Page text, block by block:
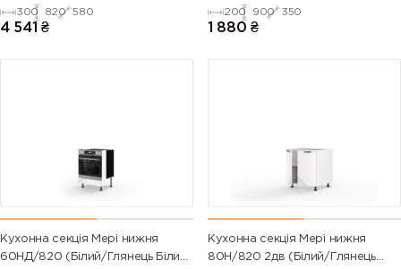
Радіусне Pro Blum (Білий/
Глянець Білий 9003)
300 820 580
4 541 ₴
Білий 9003)
200 900 350
1 880 ₴
Кухонна секція Мері нижня
60НД/820 (Білий/Глянець Білий
Кухонна секція Мері нижня
80Н/820 2дв (Білий/Глянець